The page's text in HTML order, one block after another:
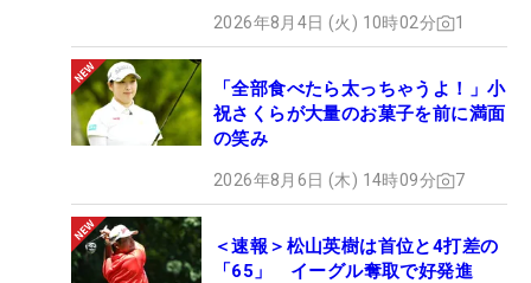
2026年8月4日 (火) 10時02分 1
「全部食べたら太っちゃうよ！」小
祝さくらが大量のお菓子を前に満面
の笑み
2026年8月6日 (木) 14時09分 7
＜速報＞松山英樹は首位と4打差の
「65」 イーグル奪取で好発進